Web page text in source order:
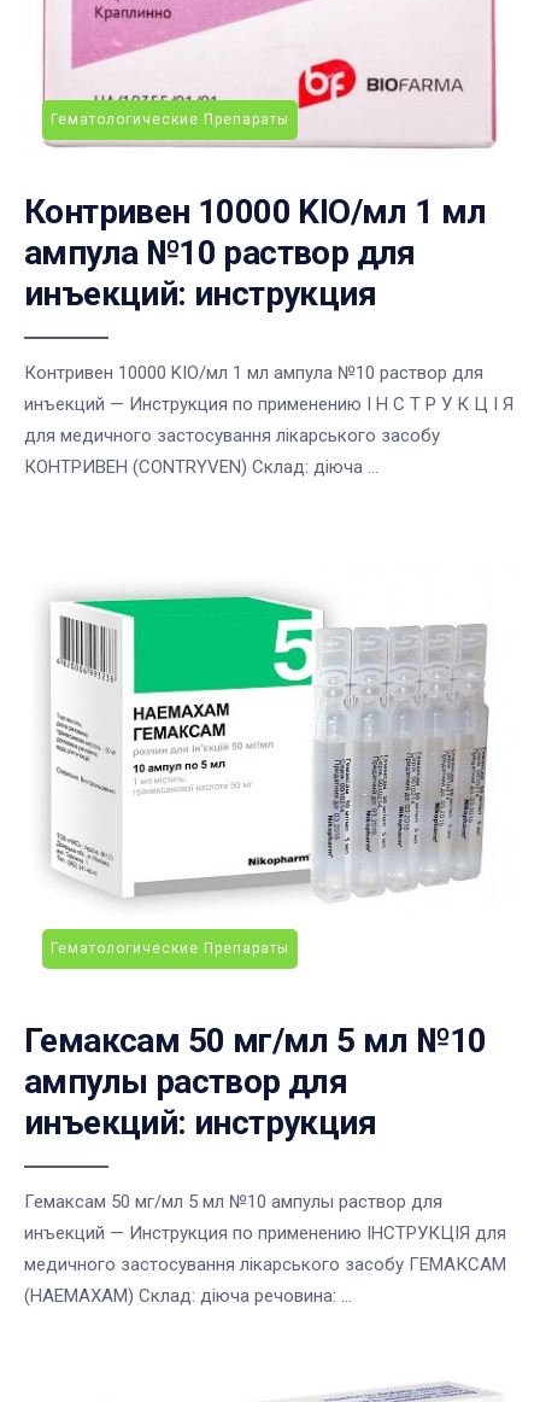
Гематологические Препараты
Контривен 10000 KIO/мл 1 мл
ампула №10 раствор для
инъекций: инструкция
Контривен 10000 KIO/мл 1 мл ампула №10 раствор для
инъекций — Инструкция по применению І Н С Т Р У К Ц І Я
для медичного застосування лікарського засобу
КОНТРИВЕН (CONTRYVEN) Cклад: діюча ...
Гематологические Препараты
Гемаксам 50 мг/мл 5 мл №10
ампулы раствор для
инъекций: инструкция
Гемаксам 50 мг/мл 5 мл №10 ампулы раствор для
инъекций — Инструкция по применению ІНСТРУКЦІЯ для
медичного застосування лікарського засобу ГЕМАКСАМ
(HAEMAXAM) Склад: діюча речовина: ...